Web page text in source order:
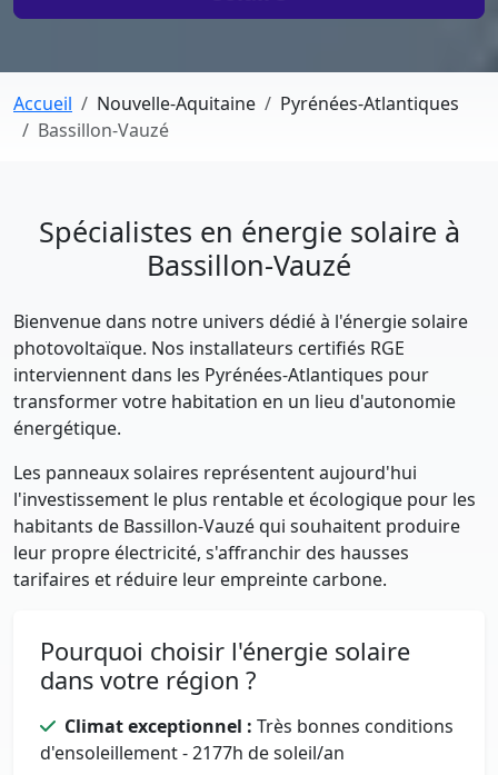
Accueil Nouvelle-Aquitaine
Pyrénées-Atlantiques
Bassillon-Vauzé
Spécialistes en énergie solaire à
Bassillon-Vauzé
Bienvenue dans notre univers dédié à l'énergie solaire
photovoltaïque. Nos installateurs certifiés RGE
interviennent dans les Pyrénées-Atlantiques pour
transformer votre habitation en un lieu d'autonomie
énergétique.
Les panneaux solaires représentent aujourd'hui
l'investissement le plus rentable et écologique pour les
habitants de Bassillon-Vauzé qui souhaitent produire
leur propre électricité, s'affranchir des hausses
tarifaires et réduire leur empreinte carbone.
Pourquoi choisir l'énergie solaire
dans votre région ?
Climat exceptionnel : Très bonnes conditions
d'ensoleillement - 2177h de soleil/an